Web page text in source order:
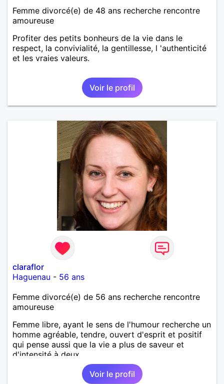
Femme divorcé(e) de 48 ans recherche rencontre
amoureuse
Profiter des petits bonheurs de la vie dans le
respect, la convivialité, la gentillesse, l 'authenticité
et les vraies valeurs.
Voir le profil
claraflor
Haguenau - 56 ans
Femme divorcé(e) de 56 ans recherche rencontre
amoureuse
Femme libre, ayant le sens de l'humour recherche un
homme agréable, tendre, ouvert d'esprit et positif
qui pense aussi que la vie a plus de saveur et
d'intensité à deux.
Voir le profil